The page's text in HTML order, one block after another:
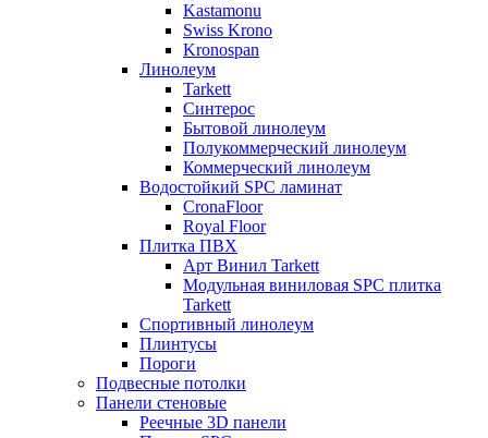
Kastamonu
Swiss Krono
Kronospan
Линолеум
Tarkett
Синтерос
Бытовой линолеум
Полукоммерческий линолеум
Коммерческий линолеум
Водостойкий SPC ламинат
CronaFloor
Royal Floor
Плитка ПВХ
Арт Винил Tarkett
Модульная виниловая SPC плитка
Tarkett
Спортивный линолеум
Плинтусы
Пороги
Подвесные потолки
Панели стеновые
Реечные 3D панели